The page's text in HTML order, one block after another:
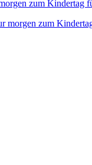
zum Kindertag
morgen zum